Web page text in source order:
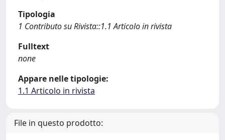
Tipologia
1 Contributo su Rivista::1.1 Articolo in rivista
Fulltext
none
Appare nelle tipologie:
1.1 Articolo in rivista
File in questo prodotto: